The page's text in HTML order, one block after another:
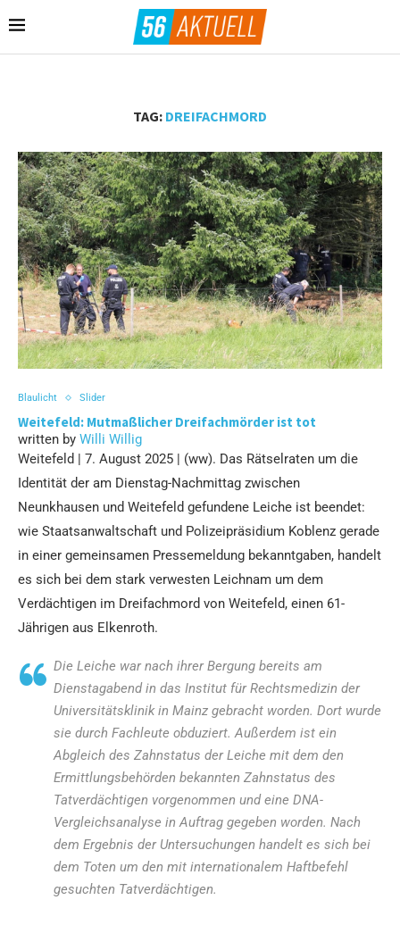
TAG: DREIFACHMORD
Blaulicht Slider
Weitefeld: Mutmaßlicher Dreifachmörder ist tot
written by Willi Willig
Weitefeld | 7. August 2025 | (ww). Das Rätselraten um die
Identität der am Dienstag-Nachmittag zwischen
Neunkhausen und Weitefeld gefundene Leiche ist beendet:
wie Staatsanwaltschaft und Polizeipräsidium Koblenz gerade
in einer gemeinsamen Pressemeldung bekanntgaben, handelt
es sich bei dem stark verwesten Leichnam um dem
Verdächtigen im Dreifachmord von Weitefeld, einen 61-
Jährigen aus Elkenroth.
Die Leiche war nach ihrer Bergung bereits am
Dienstagabend in das Institut für Rechtsmedizin der
Universitätsklinik in Mainz gebracht worden. Dort wurde
sie durch Fachleute obduziert. Außerdem ist ein
Abgleich des Zahnstatus der Leiche mit dem den
Ermittlungsbehörden bekannten Zahnstatus des
Tatverdächtigen vorgenommen und eine DNA-
Vergleichsanalyse in Auftrag gegeben worden. Nach
dem Ergebnis der Untersuchungen handelt es sich bei
dem Toten um den mit internationalem Haftbefehl
gesuchten Tatverdächtigen.